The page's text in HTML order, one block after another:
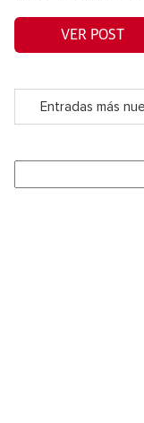
VER POST
Entradas más
Search
for: